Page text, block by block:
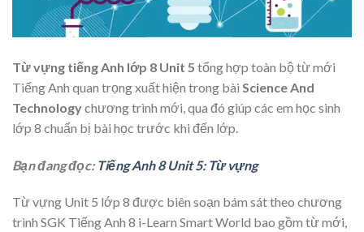
Từ vựng tiếng Anh lớp 8 Unit 5 tổng hợp toàn bộ từ mới
Tiếng Anh quan trọng xuất hiện trong bài Science And
Technologychương trình mới, qua đó giúp các em học sinh
lớp 8 chuẩn bị bài học trước khi đến lớp.
Bạn đang đọc: Tiếng Anh 8 Unit 5: Từ vựng
Từ vựng Unit 5 lớp 8 được biên soạn bám sát theo chương
trình SGK Tiếng Anh 8 i-Learn Smart World bao gồm từ mới,